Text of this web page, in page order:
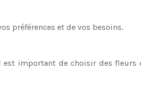
préférences et de vos besoins.
important de choisir des